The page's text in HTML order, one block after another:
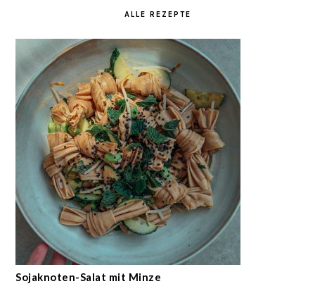
ALLE REZEPTE
Sojaknoten-Salat mit Minze